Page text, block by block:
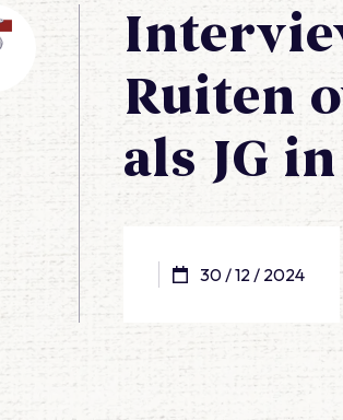
Ruiten
als JG
30 / 12 / 2024